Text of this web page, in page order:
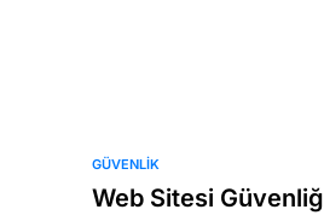
GÜVENLIK
Web Sitesi